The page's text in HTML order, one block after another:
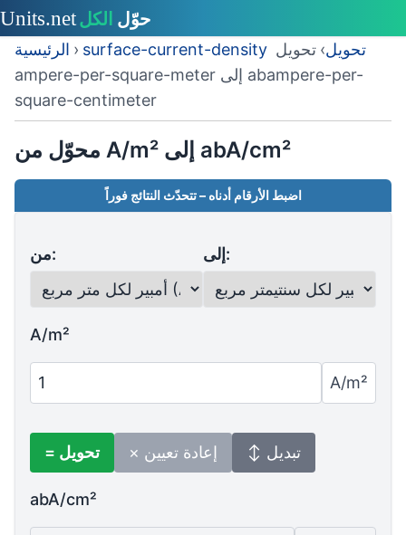
الرئيسية › surface-current-density تحويل› تحويل
ampere-per-square-meter إلى abampere-per-
square-centimeter
محوّل من A/m² إلى abA/cm²
اضبط الأرقام أدناه – تتحدّث النتائج فوراً
من: إلى:
A/m²
A/m²
= تحويل × إعادة تعيين ↕ تبديل
abA/cm²